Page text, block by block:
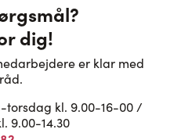
dig!
er klar med
torsdag kl. 9.00-16-00 /
9.00-14.30